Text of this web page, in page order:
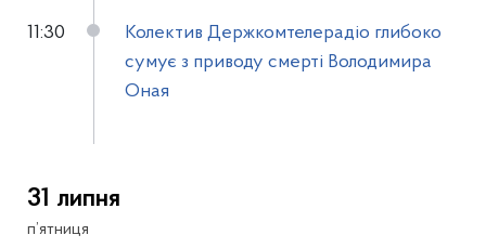
11:30
Колектив Держкомтелерадіо глибоко
сумує з приводу смерті Володимира
Оная
31 липня
п’ятниця